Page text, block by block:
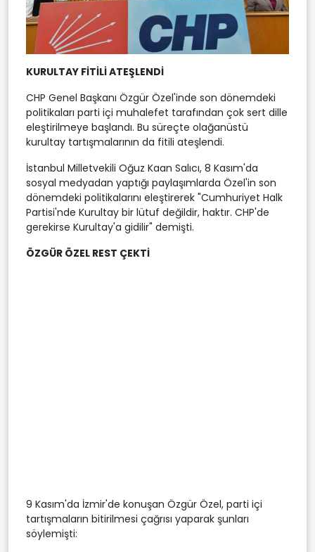
KURULTAY FİTİLİ ATEŞLENDİ
CHP Genel Başkanı Özgür Özel'inde son dönemdeki
politikaları parti içi muhalefet tarafından çok sert dille
eleştirilmeye başlandı. Bu süreçte olağanüstü
kurultay tartışmalarının da fitili ateşlendi.
İstanbul Milletvekili Oğuz Kaan Salıcı, 8 Kasım'da
sosyal medyadan yaptığı paylaşımlarda Özel'in son
dönemdeki politikalarını eleştirerek "Cumhuriyet Halk
Partisi'nde Kurultay bir lütuf değildir, haktır. CHP'de
gerekirse Kurultay'a gidilir" demişti.
ÖZGÜR ÖZEL REST ÇEKTİ
9 Kasım'da İzmir'de konuşan Özgür Özel, parti içi
tartışmaların bitirilmesi çağrısı yaparak şunları
söylemişti: